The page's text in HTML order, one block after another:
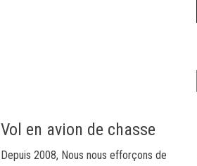
Vol en avion de chasse
Depuis 2008, Nous nous efforçons de